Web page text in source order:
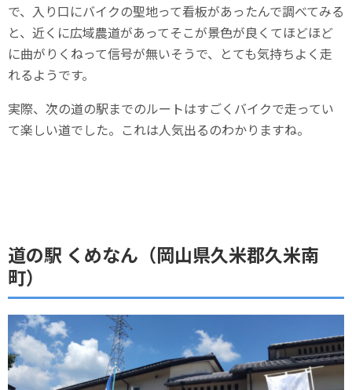
で、入り口にバイクの聖地って看板があったんで調べてみる
と、近くに広域農道があってそこが景色が良くてほどほど
に曲がりくねって信号が無いそうで、とても気持ちよく走
れるようです。
実際、次の道の駅までのルートはすごくバイクで走ってい
て楽しい道でした。これは人気出るのわかりますね。
道の駅 くめなん（岡山県久米郡久米南
町）